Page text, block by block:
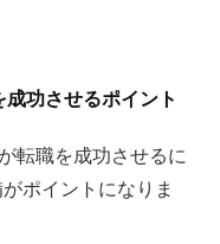
功させるポイント
転職を成功させるに
ポイントになりま